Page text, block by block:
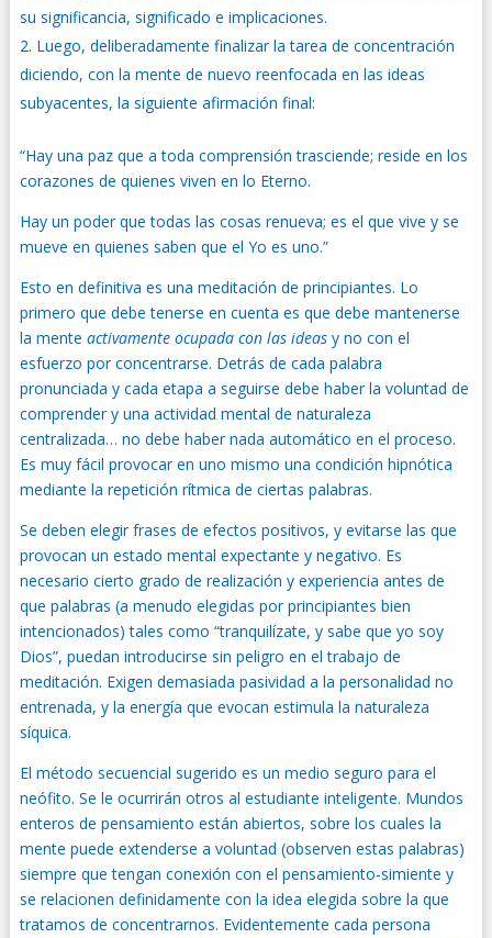
su significancia, significado e implicaciones.
Luego, deliberadamente finalizar la tarea de concentración
diciendo, con la mente de nuevo reenfocada en las ideas
subyacentes, la siguiente afirmación final:
“Hay una paz que a toda comprensión trasciende; reside en los
corazones de quienes viven en lo Eterno.
Hay un poder que todas las cosas renueva; es el que vive y se
mueve en quienes saben que el Yo es uno.”
Esto en definitiva es una meditación de principiantes. Lo
primero que debe tenerse en cuenta es que debe mantenerse
la mente activamente ocupada con las ideasy no con el
esfuerzo por concentrarse. Detrás de cada palabra
pronunciada y cada etapa a seguirse debe haber la voluntad de
comprender y una actividad mental de naturaleza
centralizada… no debe haber nada automático en el proceso.
Es muy fácil provocar en uno mismo una condición hipnótica
mediante la repetición rítmica de ciertas palabras.
Se deben elegir frases de efectos positivos, y evitarse las que
provocan un estado mental expectante y negativo. Es
necesario cierto grado de realización y experiencia antes de
que palabras (a menudo elegidas por principiantes bien
intencionados) tales como “tranquilízate, y sabe que yo soy
Dios”, puedan introducirse sin peligro en el trabajo de
meditación. Exigen demasiada pasividad a la personalidad no
entrenada, y la energía que evocan estimula la naturaleza
síquica.
El método secuencial sugerido es un medio seguro para el
neófito. Se le ocurrirán otros al estudiante inteligente. Mundos
enteros de pensamiento están abiertos, sobre los cuales la
mente puede extenderse a voluntad (observen estas palabras)
siempre que tengan conexión con el pensamiento-simiente y
se relacionen definidamente con la idea elegida sobre la que
tratamos de concentrarnos. Evidentemente cada persona